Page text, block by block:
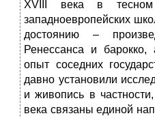
XVIII века в тесном
западноевропейских
достоянию –
Ренессанса и
опыт соседних
давно установили
и живопись в
века связаны единой